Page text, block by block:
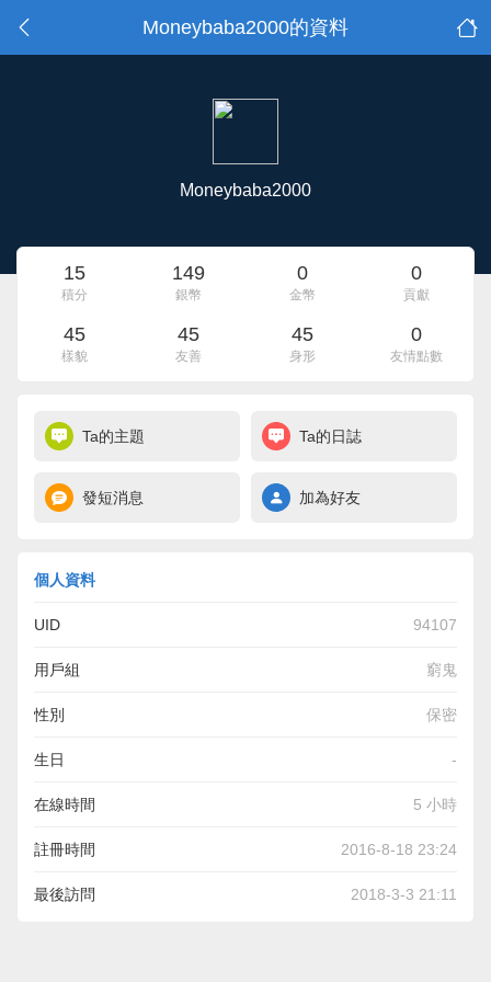
Moneybaba2000的資料
Moneybaba2000
15
積分
149
銀幣
0
金幣
0
貢獻
45
樣貌
45
友善
45
身形
0
友情點數
Ta的主題 Ta的日誌
發短消息 加為好友
個人資料
UID 94107
用戶組 窮鬼
性別 保密
生日 -
在線時間 5 小時
註冊時間 2016-8-18 23:24
最後訪問 2018-3-3 21:11